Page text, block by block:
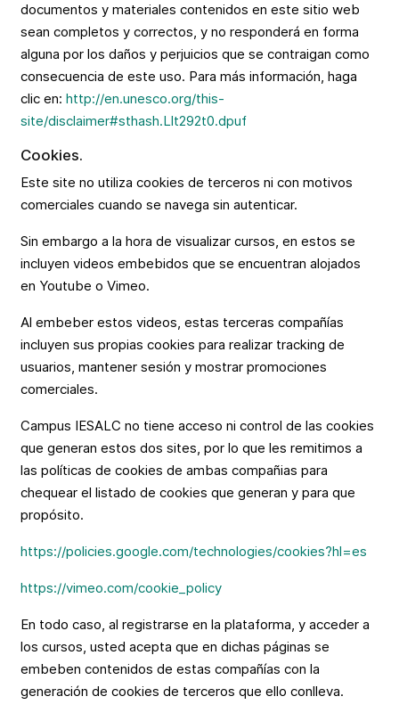
documentos y materiales contenidos en este sitio web
sean completos y correctos, y no responderá en forma
alguna por los daños y perjuicios que se contraigan como
consecuencia de este uso. Para más información, haga
clic en: http://en.unesco.org/this-
site/disclaimer#sthash.Llt292t0.dpuf
Cookies.
Este site no utiliza cookies de terceros ni con motivos
comerciales cuando se navega sin autenticar.
Sin embargo a la hora de visualizar cursos, en estos se
incluyen videos embebidos que se encuentran alojados
en Youtube o Vimeo.
Al embeber estos videos, estas terceras compañías
incluyen sus propias cookies para realizar tracking de
usuarios, mantener sesión y mostrar promociones
comerciales.
Campus IESALC no tiene acceso ni control de las cookies
que generan estos dos sites, por lo que les remitimos a
las políticas de cookies de ambas compañias para
chequear el listado de cookies que generan y para que
propósito.
https://policies.google.com/technologies/cookies?hl=es
https://vimeo.com/cookie_policy
En todo caso, al registrarse en la plataforma, y acceder a
los cursos, usted acepta que en dichas páginas se
embeben contenidos de estas compañías con la
generación de cookies de terceros que ello conlleva.